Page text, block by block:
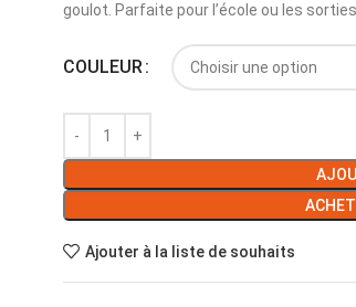
goulot. Parfaite pour l’école ou les sorties.
COULEUR
Alternative:
Ajouter à la liste de souhaits